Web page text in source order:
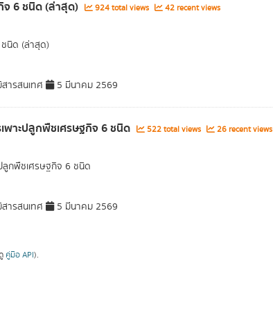
6 ชนิด (ล่าสุด) 924 total views 42 recent views
นิด (ล่าสุด)
ารสนเทศ 5 มีนาคม 2569
พาะปลูกพืชเศรษฐกิจ 6 ชนิด 522 total views 26 recent views
ลูกพืชเศรษฐกิจ 6 ชนิด
ารสนเทศ 5 มีนาคม 2569
คู่มือ API).